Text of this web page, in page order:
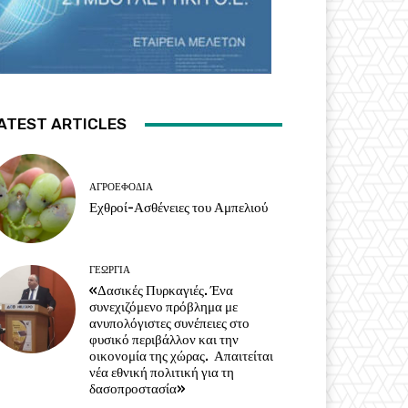
ARTICLES
ΑΓΡΟΕΦΌΔΙΑ
Εχθροί-Ασθένειες του Αμπελιού
ΓΕΩΡΓΊΑ
«Δασικές Πυρκαγιές. Ένα
συνεχιζόμενο πρόβλημα με
ανυπολόγιστες συνέπειες στο
φυσικό περιβάλλον και την
οικονομία της χώρας. Απαιτείται
νέα εθνική πολιτική για τη
δασοπροστασία»